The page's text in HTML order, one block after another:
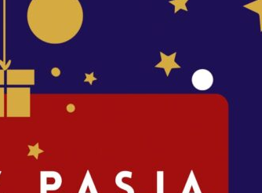
INFORMACJA O KWOCIE, KTÓRĄ
ZAMIERZA PRZEZNACZYĆ
ZAMAWIAJĄCY NA REALIZACJĘ
ZAMÓWIENIA
– DOSTAWA ŻYWNOŚCI –
KOLEJNE POSTĘPOWANIE